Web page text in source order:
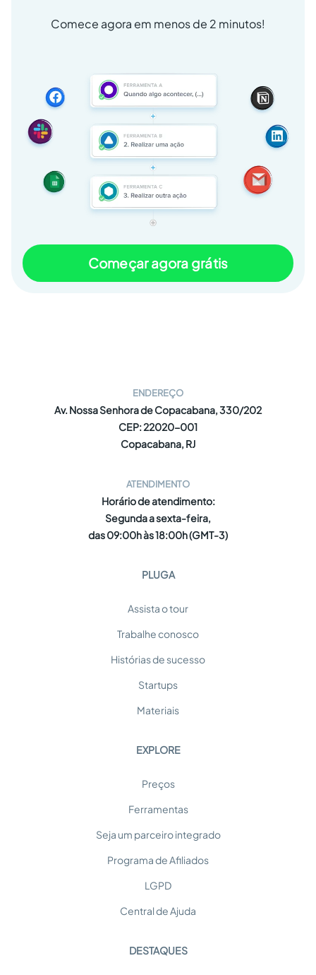
Comece agora em menos de 2 minutos!
Começar agora grátis
ENDEREÇO
Av. Nossa Senhora de Copacabana, 330/202
CEP: 22020-001
Copacabana, RJ
ATENDIMENTO
Horário de atendimento:
Segunda a sexta-feira,
das 09:00h às 18:00h (GMT-3)
PLUGA
Assista o tour
Trabalhe conosco
Histórias de sucesso
Startups
Materiais
EXPLORE
Preços
Ferramentas
Seja um parceiro integrado
Programa de Afiliados
LGPD
Central de Ajuda
DESTAQUES